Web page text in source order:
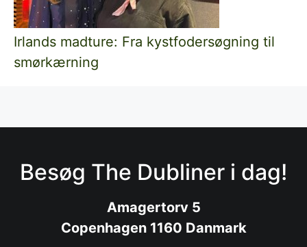
Irlands madture: Fra kystfodersøgning til
smørkærning
Besøg The Dubliner i dag!
Amagertorv 5
Copenhagen 1160 Danmark